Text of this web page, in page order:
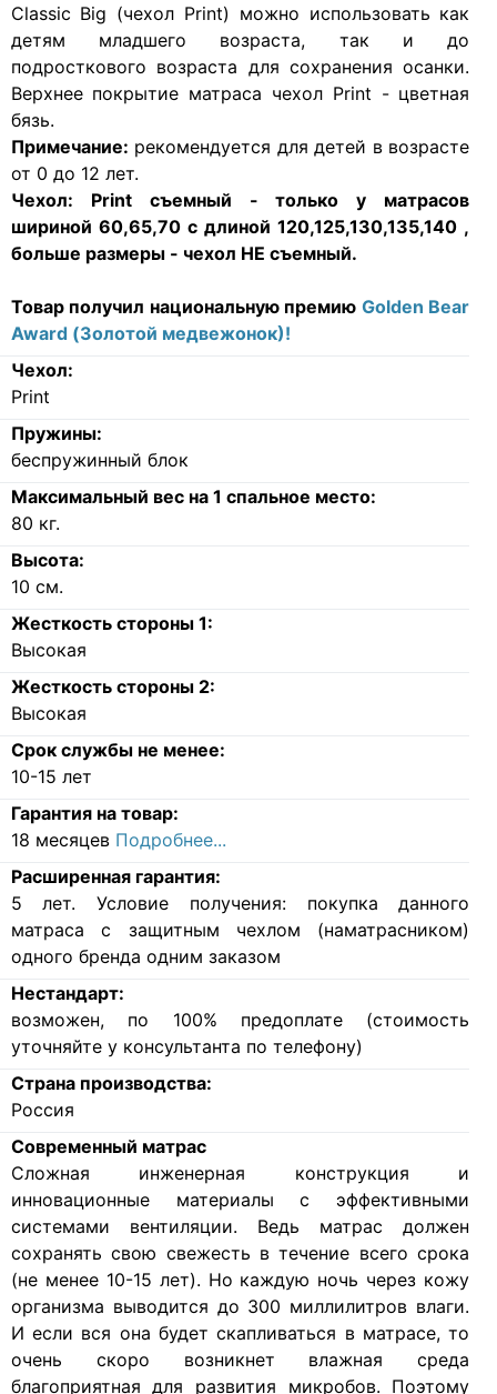
Classic Big (чехол Print) можно использовать как
детям младшего возраста, так и до
подросткового возраста для сохранения осанки.
Верхнее покрытие матраса чехол Print - цветная
бязь.
Примечание: рекомендуется для детей в возрасте
от 0 до 12 лет.
Чехол: Print съемный - только у матрасов
шириной 60,65,70 с длиной 120,125,130,135,140 ,
больше размеры- чехол НЕ съемный.
Товар получил национальную премию Golden Bear
Award (Золотой медвежонок)!
Чехол:
Print
Пружины:
беспружинный блок
Максимальный вес на 1 спальное место:
80 кг.
Высота:
10 см.
Жесткость стороны 1:
Высокая
Жесткость стороны 2:
Высокая
Срок службы не менее:
10-15 лет
Гарантия на товар:
18 месяцев Подробнее...
Расширенная гарантия:
5 лет. Условие получения: покупка данного
матраса с защитным чехлом (наматрасником)
одного бренда одним заказом
Нестандарт:
возможен, по 100% предоплате (стоимость
уточняйте у консультанта по телефону)
Страна производства:
Россия
Современный матрас
Cложная инженерная конструкция и
инновационные материалы с эффективными
системами вентиляции. Ведь матрас должен
сохранять свою свежесть в течение всего срока
(не менее 10-15 лет). Но каждую ночь через кожу
организма выводится до 300 миллилитров влаги.
И если вся она будет скапливаться в матрасе, то
очень скоро возникнет влажная среда
благоприятная для развития микробов. Поэтому